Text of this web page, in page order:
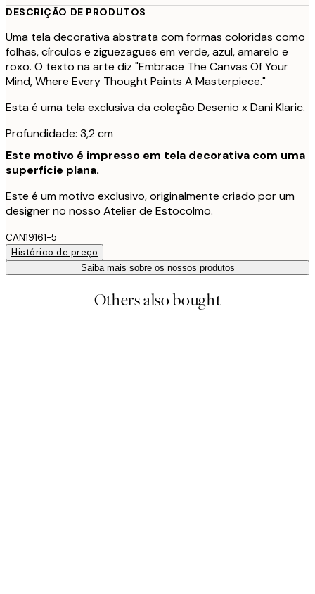
DESCRIÇÃO DE PRODUTOS
Uma tela decorativa abstrata com formas coloridas como
folhas, círculos e ziguezagues em verde, azul, amarelo e
roxo. O texto na arte diz "Embrace The Canvas Of Your
Mind, Where Every Thought Paints A Masterpiece."
Esta é uma tela exclusiva da coleção Desenio x Dani Klaric.
Profundidade: 3,2 cm
Este motivo é impresso em tela decorativa com uma
superfície plana.
Este é um motivo exclusivo, originalmente criado por um
designer no nosso Atelier de Estocolmo.
CAN19161-5
Histórico de preço
Saiba mais sobre os nossos produtos
Others also bought